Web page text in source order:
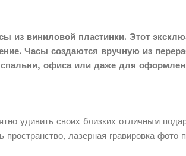
из виниловой пластинки. Этот
Часы создаются вручную из
офиса или даже для
удивить своих близких отличным
лазерная гравировка